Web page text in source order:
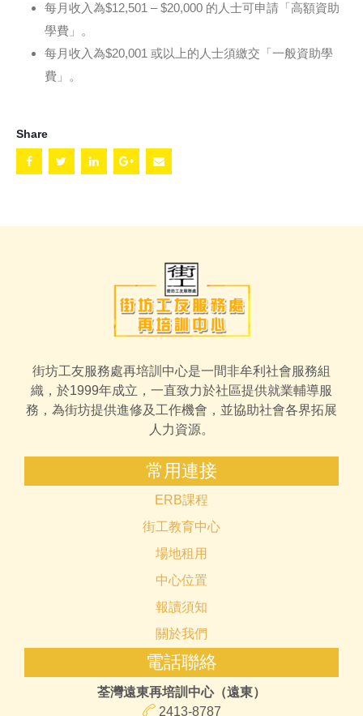
每月收入為$12,501 – $20,000 的人士可申請「高額資助
學費」。
每月收入為$20,001 或以上的人士須繳交「一般資助學
費」。
Share
街坊工友服務處再培訓中心是一間非牟利社會服務組
織，於1999年成立，一直致力於社區提供就業輔導服
務，為街坊提供進修及工作機會，並協助社會各界拓展
人力資源。
常用連接
ERB課程
街工教育中心
場地租用
中心位置
報讀須知
關於我們
電話聯絡
荃灣遠東再培訓中心（遠東）
2413-8787